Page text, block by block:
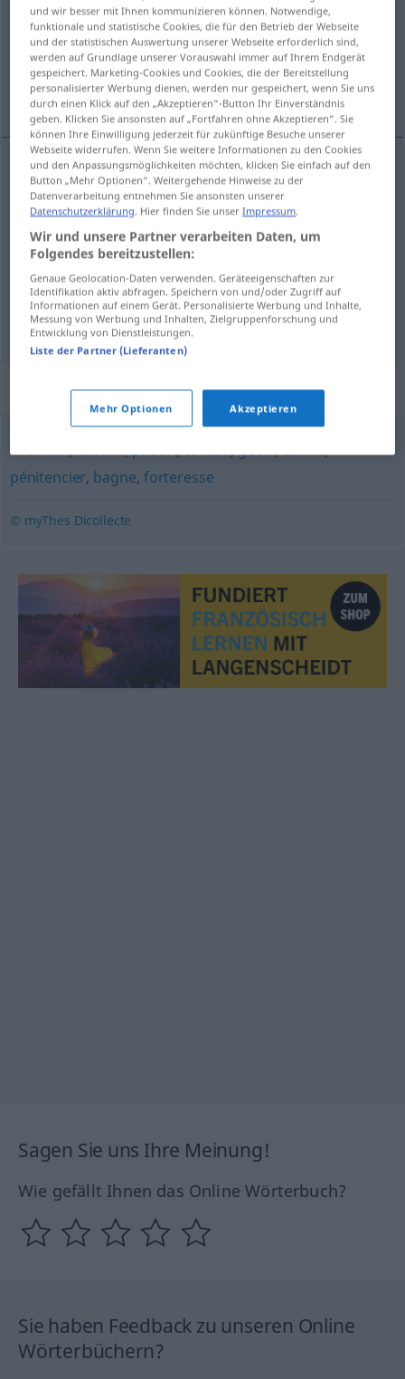
Übersicht aller Übersetzungen
(Für mehr Details die Übersetzung anklicken/antippen)
Kerker, Verlies Einzelhaft
Kerkerm cachot
Verlies n cachot
Einzelhaftf cachot en prison
Synonyme für "cachot"
cabanon,cabane,prison,caveau,geôle,cellule,
pénitencier, bagne, forteresse
© myThes Dicollecte
Sagen Sie uns Ihre Meinung!
Wie gefällt Ihnen das Online Wörterbuch?
Sie haben Feedback zu unseren Online
Wörterbüchern?
und wir besser mit Ihnen kommunizieren können. Notwendige,
funktionale und statistische Cookies, die für den Betrieb der Webseite
und der statistischen Auswertung unserer Webseite erforderlich sind,
werden auf Grundlage unserer Vorauswahl immer auf Ihrem Endgerät
gespeichert. Marketing-Cookies und Cookies, die der Bereitstellung
personalisierter Werbung dienen, werden nur gespeichert, wenn Sie uns
durch einen Klick auf den „Akzeptieren“-Button Ihr Einverständnis
geben. Klicken Sie ansonsten auf „Fortfahren ohne Akzeptieren“. Sie
können Ihre Einwilligung jederzeit für zukünftige Besuche unserer
Webseite widerrufen. Wenn Sie weitere Informationen zu den Cookies
und den Anpassungsmöglichkeiten möchten, klicken Sie einfach auf den
Button „Mehr Optionen“. Weitergehende Hinweise zu der
Datenverarbeitung entnehmen Sie ansonsten unserer
Datenschutzerklärung. Hier finden Sie unserImpressum.
Wir und unsere Partner verarbeiten Daten, um
Folgendes bereitzustellen:
Genaue Geolocation-Daten verwenden. Geräteeigenschaften zur
Identifikation aktiv abfragen. Speichern von und/oder Zugriff auf
Informationen auf einem Gerät. Personalisierte Werbung und Inhalte,
Messung von Werbung und Inhalten, Zielgruppenforschung und
Entwicklung von Dienstleistungen.
Liste der Partner (Lieferanten)
Mehr Optionen Akzeptieren